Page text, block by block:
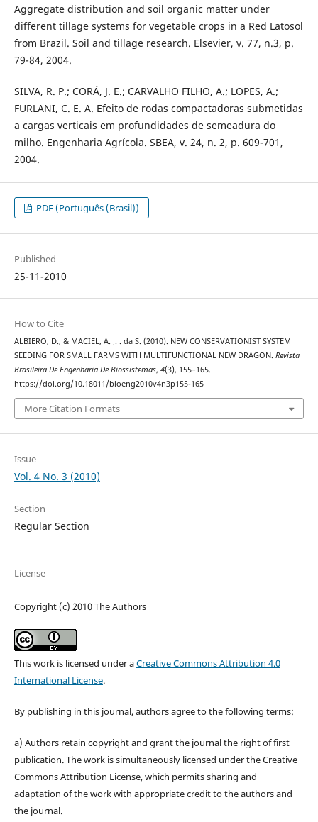
Aggregate distribution and soil organic matter under
different tillage systems for vegetable crops in a Red Latosol
from Brazil. Soil and tillage research. Elsevier, v. 77, n.3, p.
79-84, 2004.
SILVA, R. P.; CORÁ, J. E.; CARVALHO FILHO, A.; LOPES, A.;
FURLANI, C. E. A. Efeito de rodas compactadoras submetidas
a cargas verticais em profundidades de semeadura do
milho. Engenharia Agrícola. SBEA, v. 24, n. 2, p. 609-701,
2004.
PDF (Português (Brasil))
Published
25-11-2010
How to Cite
ALBIERO, D., & MACIEL, A. J. . da S. (2010). NEW CONSERVATIONIST SYSTEM
SEEDING FOR SMALL FARMS WITH MULTIFUNCTIONAL NEW DRAGON. Revista
Brasileira De Engenharia De Biossistemas, 4(3), 155–165.
https://doi.org/10.18011/bioeng2010v4n3p155-165
More Citation Formats
Issue
Vol. 4 No. 3 (2010)
Section
Regular Section
License
Copyright (c) 2010 The Authors
This work is licensed under aCreative Commons Attribution 4.0
International License.
By publishing in this journal, authors agree to the following terms:
a) Authors retain copyright and grant the journal the right of first
publication. The work is simultaneously licensed under the Creative
Commons Attribution License, which permits sharing and
adaptation of the work with appropriate credit to the authors and
the journal.